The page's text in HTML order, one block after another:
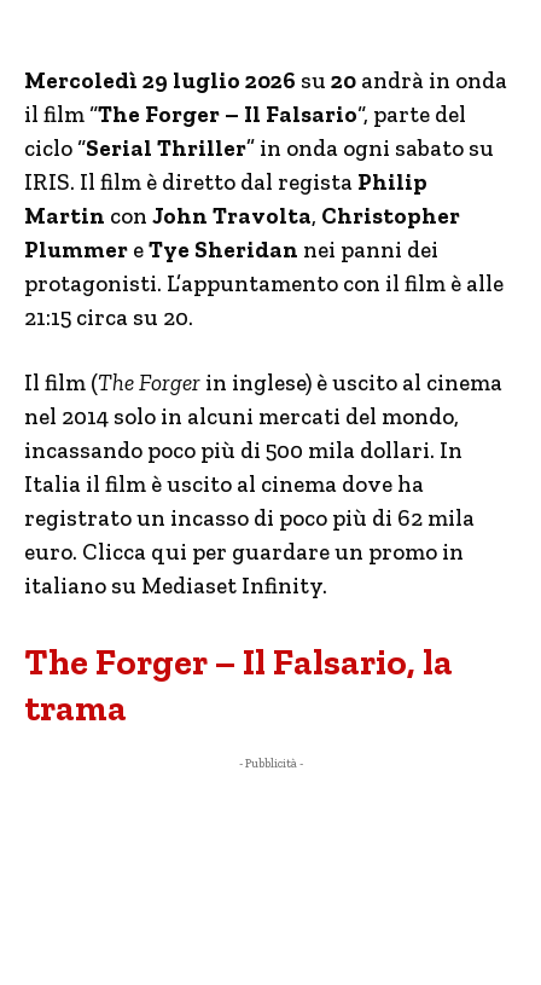
Mercoledì 29 luglio 2026 su 20 andrà in onda
il film “The Forger – Il Falsario“, parte del
ciclo “Serial Thriller” in onda ogni sabato su
IRIS. Il film è diretto dal regista Philip
Martin con John Travolta, Christopher
Plummer eTye Sheridan nei panni dei
protagonisti. L’appuntamento con il film è alle
21:15 circa su 20.
Il film (The Forger in inglese) è uscito al cinema
nel 2014 solo in alcuni mercati del mondo,
incassando poco più di 500 mila dollari. In
Italia il film è uscito al cinema dove ha
registrato un incasso di poco più di 62 mila
euro. Clicca qui per guardare un promo in
italiano su Mediaset Infinity.
The Forger – Il Falsario, la
trama
- Pubblicità -